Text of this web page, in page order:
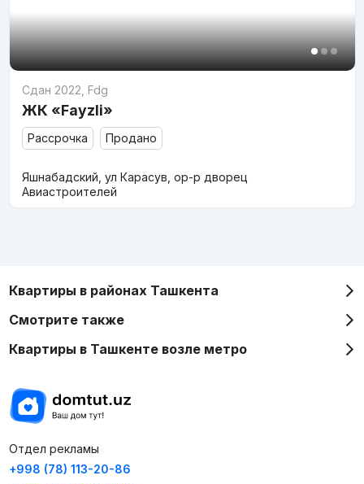
Сдан 2022 Fdg
ЖК «Fayzli»
Рассрочка Продано
Яшнабадский, ул Карасув, ор-р дворец
Авиастроителей
Квартиры в районах Ташкента
Смотрите также
Квартиры в Ташкенте возле метро
Отдел рекламы
+998 (78) 113-20-86